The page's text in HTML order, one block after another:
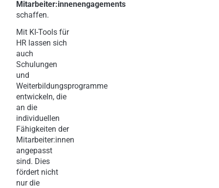
Mitarbeiter:innenengagements
schaffen.
Mit KI-Tools für
HR lassen sich
auch
Schulungen
und
Weiterbildungsprogramme
entwickeln, die
an die
individuellen
Fähigkeiten der
Mitarbeiter:innen
angepasst
sind. Dies
fördert nicht
nur die